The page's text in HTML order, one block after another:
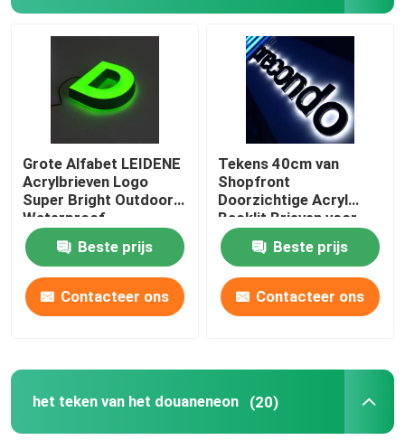
Grote Alfabet LEIDENE
Acrylbrieven Logo
Super Bright Outdoor
Waterproof
Beste prijs
Contacteer ons
Tekens 40cm van
Shopfront
Doorzichtige Acryl
Backlit Brieven voor
Bedrijven
Beste prijs
Contacteer ons
het teken van het douaneneon (20)